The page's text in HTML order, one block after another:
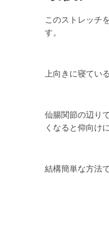
このストレッチ
す。
上向きに寝てい
仙腸関節の辺り
くなると仰向け
結構簡単な方法